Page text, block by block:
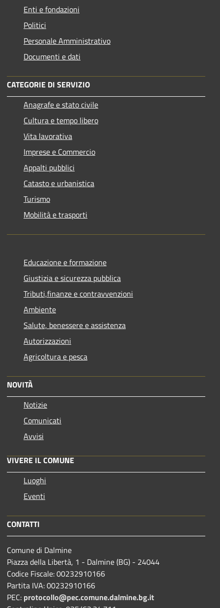
Enti e fondazioni
Politici
Personale Amministrativo
Documenti e dati
CATEGORIE DI SERVIZIO
Anagrafe e stato civile
Cultura e tempo libero
Vita lavorativa
Imprese e Commercio
Appalti pubblici
Catasto e urbanistica
Turismo
Mobilità e trasporti
Educazione e formazione
Giustizia e sicurezza pubblica
Tributi,finanze e contravvenzioni
Ambiente
Salute, benessere e assistenza
Autorizzazioni
Agricoltura e pesca
NOVITÀ
Notizie
Comunicati
Avvisi
VIVERE IL COMUNE
Luoghi
Eventi
CONTATTI
Comune di Dalmine
Piazza della Libertà, 1 - Dalmine (BG) - 24044
Codice Fiscale: 00232910166
Partita IVA: 00232910166
PEC: protocollo@pec.comune.dalmine.bg.it